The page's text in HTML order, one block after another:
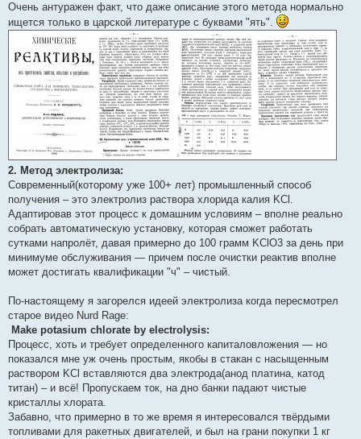
Очень антуражен факт, что даже описание этого метода нормально
ищется только в царской литературе с буквами "ять".
2. Метод электролиза:
Современный(которому уже 100+ лет) промышленный способ
получения – это электролиз раствора хлорида калия KCl.
Адаптировав этот процесс к домашним условиям – вполне реально
собрать автоматическую установку, которая сможет работать
сутками напролёт, давая примерно до 100 грамм KClO3 за день при
минимуме обслуживания — причем после очистки реактив вполне
может достигать квалификации "ч" – чистый.
По-настоящему я загорелся идеей электролиза когда пересмотрел
старое видео Nurd Rage:
Make potasium chlorate by electrolysis:
Процесс, хоть и требует определенного капиталовложения — но
показался мне уж очень простым, якобы в стакан с насыщенным
раствором KCl вставляются два электрода(анод платина, катод
титан) – и всё! Пропускаем ток, на дно банки падают чистые
кристаллы хлората.
Забавно, что примерно в то же время я интересовался твёрдыми
топливами для ракетных двигателей, и был на грани покупки 1 кг